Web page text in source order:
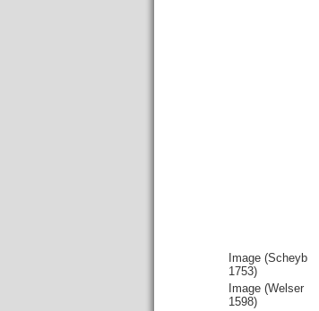
Image (Scheyb
1753)
Image (Welser
1598)